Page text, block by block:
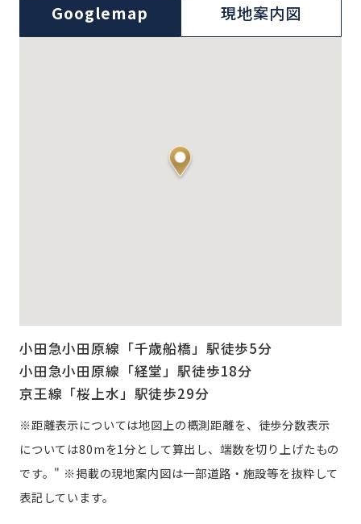
Googlemap 現地案内図
小田急小田原線「千歳船橋」駅徒歩5分
小田急小田原線「経堂」駅徒歩18分
京王線「桜上水」駅徒歩29分
※距離表示については地図上の概測距離を、徒歩分数表示
については80mを1分として算出し、端数を切り上げたもの
です。" ※掲載の現地案内図は一部道路・施設等を抜粋して
表記しています。